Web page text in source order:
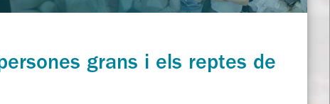
grans i els reptes de